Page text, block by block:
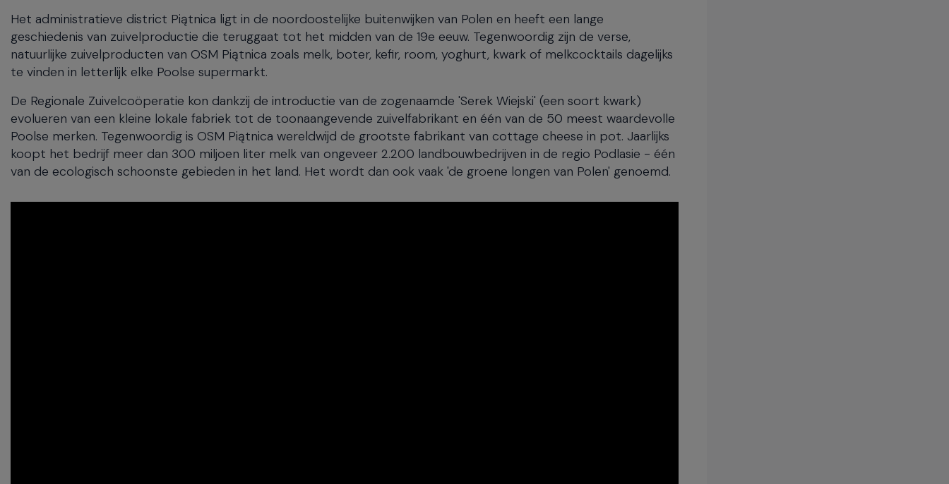
will
open
the
current
menu.
Het administratieve district Piątnica ligt in de noordoostelijke buitenwijken van Polen en heeft een lange
geschiedenis van zuivelproductie die teruggaat tot het midden van de 19e eeuw. Tegenwoordig zijn de verse,
natuurlijke zuivelproducten van OSM Piątnica zoals melk, boter, kefir, room, yoghurt, kwark of melkcocktails dagelijks
te vinden in letterlijk elke Poolse supermarkt.
De Regionale Zuivelcoöperatie kon dankzij de introductie van de zogenaamde 'Serek Wiejski' (een soort kwark)
evolueren van een kleine lokale fabriek tot de toonaangevende zuivelfabrikant en één van de 50 meest waardevolle
Poolse merken. Tegenwoordig is OSM Piątnica wereldwijd de grootste fabrikant van cottage cheese in pot. Jaarlijks
koopt het bedrijf meer dan 300 miljoen liter melk van ongeveer 2.200 landbouwbedrijven in de regio Podlasie - één
van de ecologisch schoonste gebieden in het land. Het wordt dan ook vaak 'de groene longen van Polen' genoemd.